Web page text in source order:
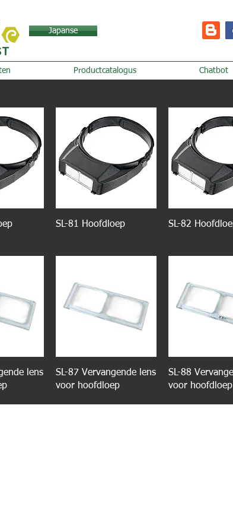
Japanse
Productcatalogus Chatbot
SL-81 Hoofdloep SL-82
lens
SL-87 Vervangende lens
voor hoofdloep
SL-88
voor hoofdloep